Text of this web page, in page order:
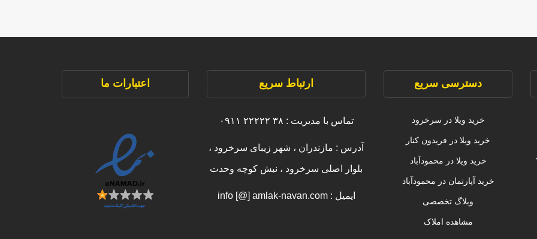
دسترسی سریع
خرید ویلا در سرخرود
خرید ویلا در فریدون کنار
خرید ویلا در محمودآباد
خرید آپارتمان در محمودآباد
وبلاگ تخصصی
مشاهده املاک
ارتباط سریع
تماس با مدیریت : ۳۸ ۲۲۲۲۲ ۰۹۱۱
آدرس : مازندران ، شهر زیبای سرخرود ،
بلوار اصلی سرخرود ، نبش کوچه وحدت
ایمیل : info [@] amlak-navan.com
اعتبارات ما